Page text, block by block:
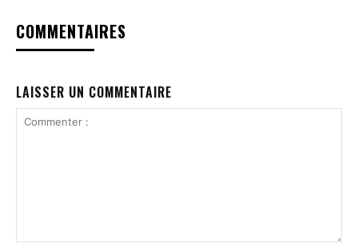
COMMENTAIRES
LAISSER UN COMMENTAIRE